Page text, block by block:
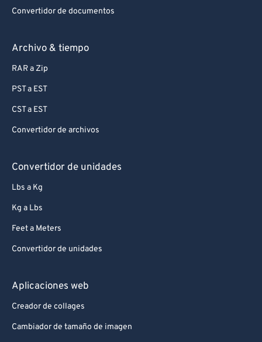
Convertidor de documentos
Archivo & tiempo
RAR a Zip
PST a EST
CST a EST
Convertidor de archivos
Convertidor de unidades
Lbs a Kg
Kg a Lbs
Feet a Meters
Convertidor de unidades
Aplicaciones web
Creador de collages
Cambiador de tamaño de imagen